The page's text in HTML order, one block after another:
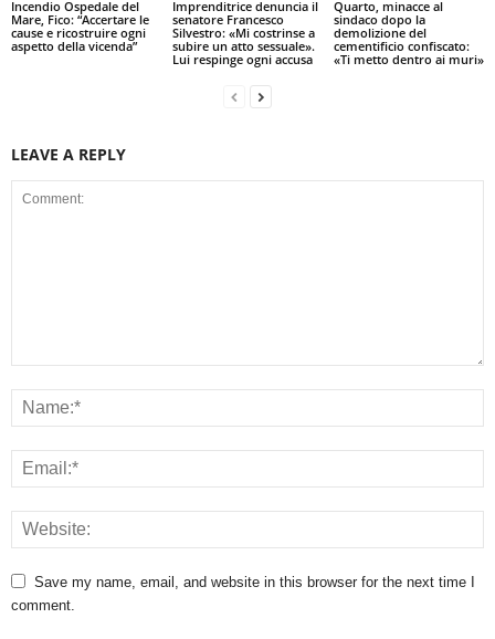
Incendio Ospedale del
Mare, Fico: “Accertare le
cause e ricostruire ogni
aspetto della vicenda”
Imprenditrice denuncia il
senatore Francesco
Silvestro: «Mi costrinse a
subire un atto sessuale».
Lui respinge ogni accusa
Quarto, minacce al
sindaco dopo la
demolizione del
cementificio confiscato:
«Ti metto dentro ai muri»
LEAVE A REPLY
Save my name, email, and website in this browser for the next time I
comment.